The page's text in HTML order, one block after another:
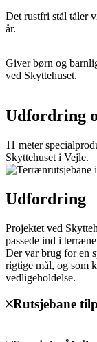
Det rustfri stål tåler
år.
Giver børn og
ved Skyttehuset.
Udfordring
11 meter
Skyttehuset i Vejle.
Udfordring
Projektet ved
passede ind i
Der var brug for en
rigtige mål, og som
vedligeholdelse.
Rutsjebane